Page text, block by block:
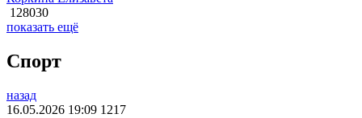
128030
показать ещё
Спорт
назад
16.05.2026 19:09 1217